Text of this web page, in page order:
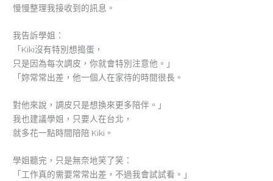
慢慢整理我接收到的訊息。
我告訴學姐：
「Kiki沒有特別想搗蛋，
只是因為每次調皮，你就會特別注意他。」
「妳常常出差，他一個人在家待的時間很長。
對他來說，調皮只是想換來更多陪伴。」
我也建議學姐，只要人在台北，
就多花一點時間陪陪 Kiki。
學姐聽完，只是無奈地笑了笑：
「工作真的需要常常出差，不過我會試試看。」